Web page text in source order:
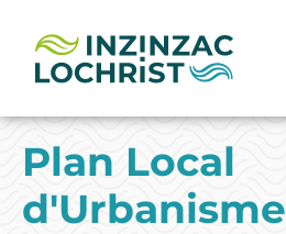
Aller
au
contenu
Plan Local
d'Urbanisme